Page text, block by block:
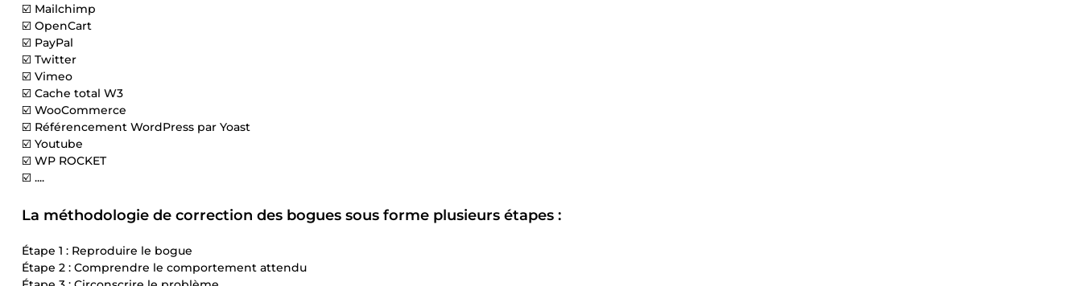
☑️ Mailchimp
☑️ OpenCart
☑️ PayPal
☑️ Twitter
☑️ Vimeo
☑️ Cache total W3
☑️ WooCommerce
☑️ Référencement WordPress par Yoast
☑️ Youtube
☑️ WP ROCKET
☑️ ....
La méthodologie de correction des bogues sous forme plusieurs étapes :
Étape 1 : Reproduire le bogue
Étape 2 : Comprendre le comportement attendu